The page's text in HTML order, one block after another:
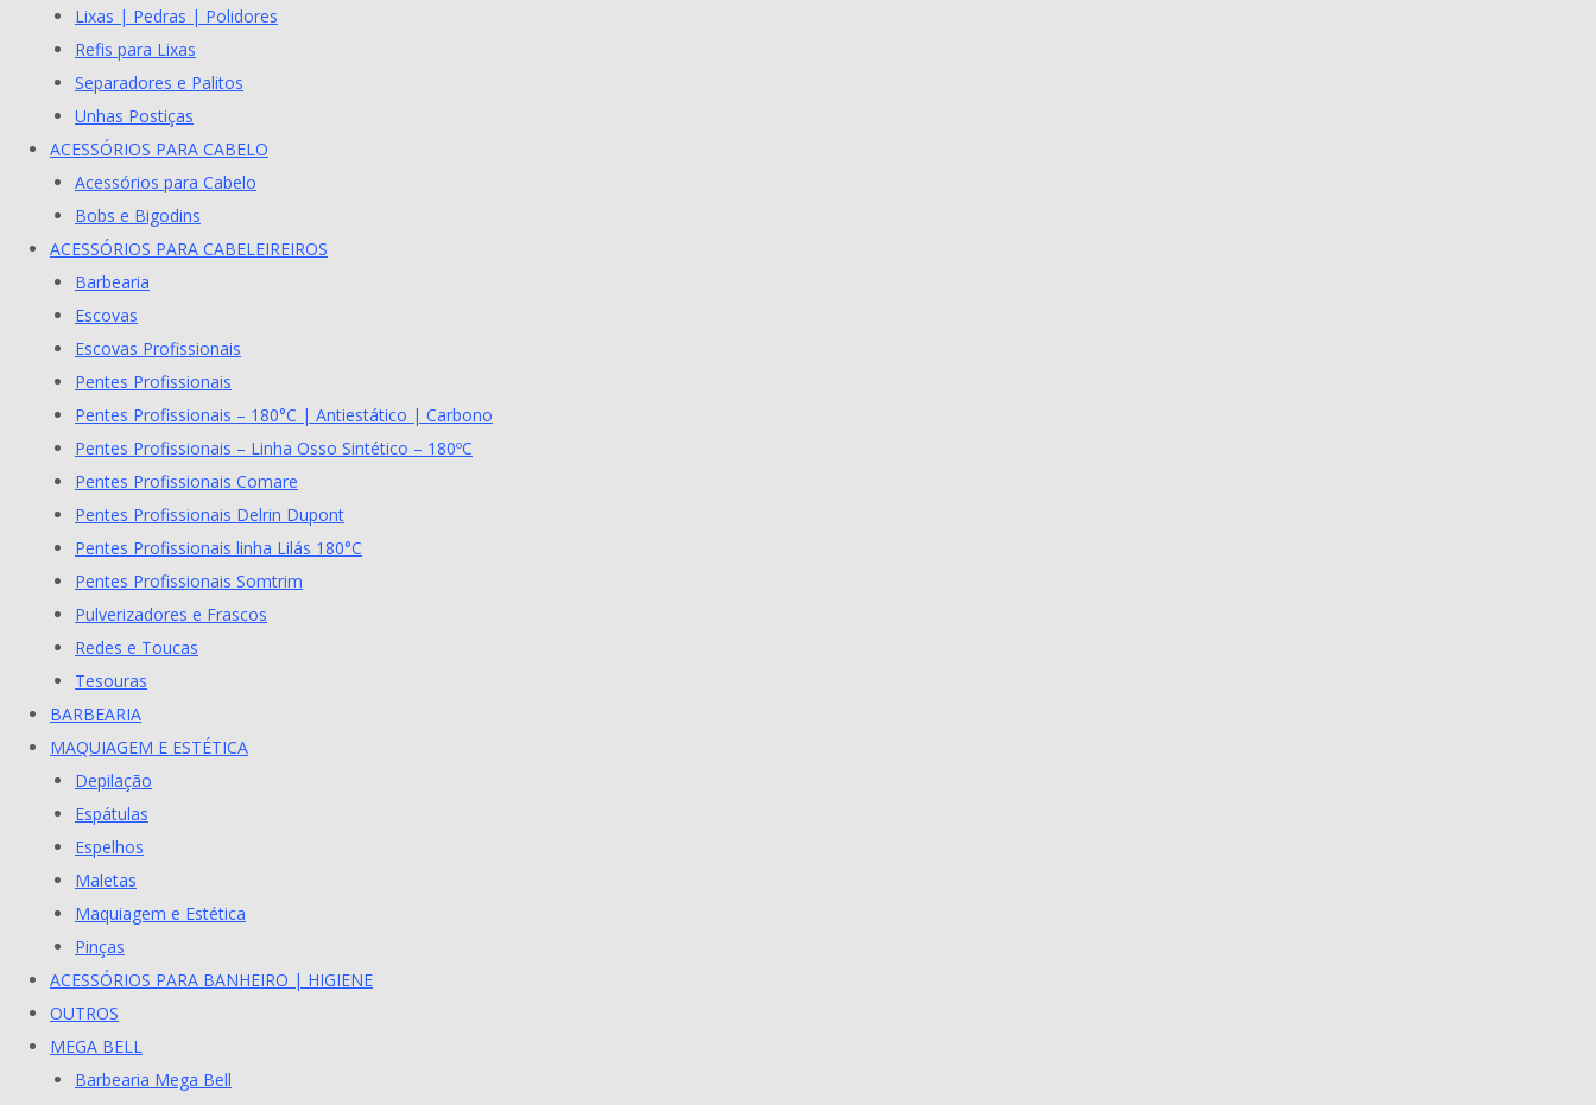
Lixas | Pedras | Polidores
Refis para Lixas
Separadores e Palitos
Unhas Postiças
ACESSÓRIOS PARA CABELO
Acessórios para Cabelo
Bobs e Bigodins
ACESSÓRIOS PARA CABELEIREIROS
Barbearia
Escovas
Escovas Profissionais
Pentes Profissionais
Pentes Profissionais – 180°C | Antiestático | Carbono
Pentes Profissionais – Linha Osso Sintético – 180ºC
Pentes Profissionais Comare
Pentes Profissionais Delrin Dupont
Pentes Profissionais linha Lilás 180°C
Pentes Profissionais Somtrim
Pulverizadores e Frascos
Redes e Toucas
Tesouras
BARBEARIA
MAQUIAGEM E ESTÉTICA
Depilação
Espátulas
Espelhos
Maletas
Maquiagem e Estética
Pinças
ACESSÓRIOS PARA BANHEIRO | HIGIENE
OUTROS
MEGA BELL
Barbearia Mega Bell